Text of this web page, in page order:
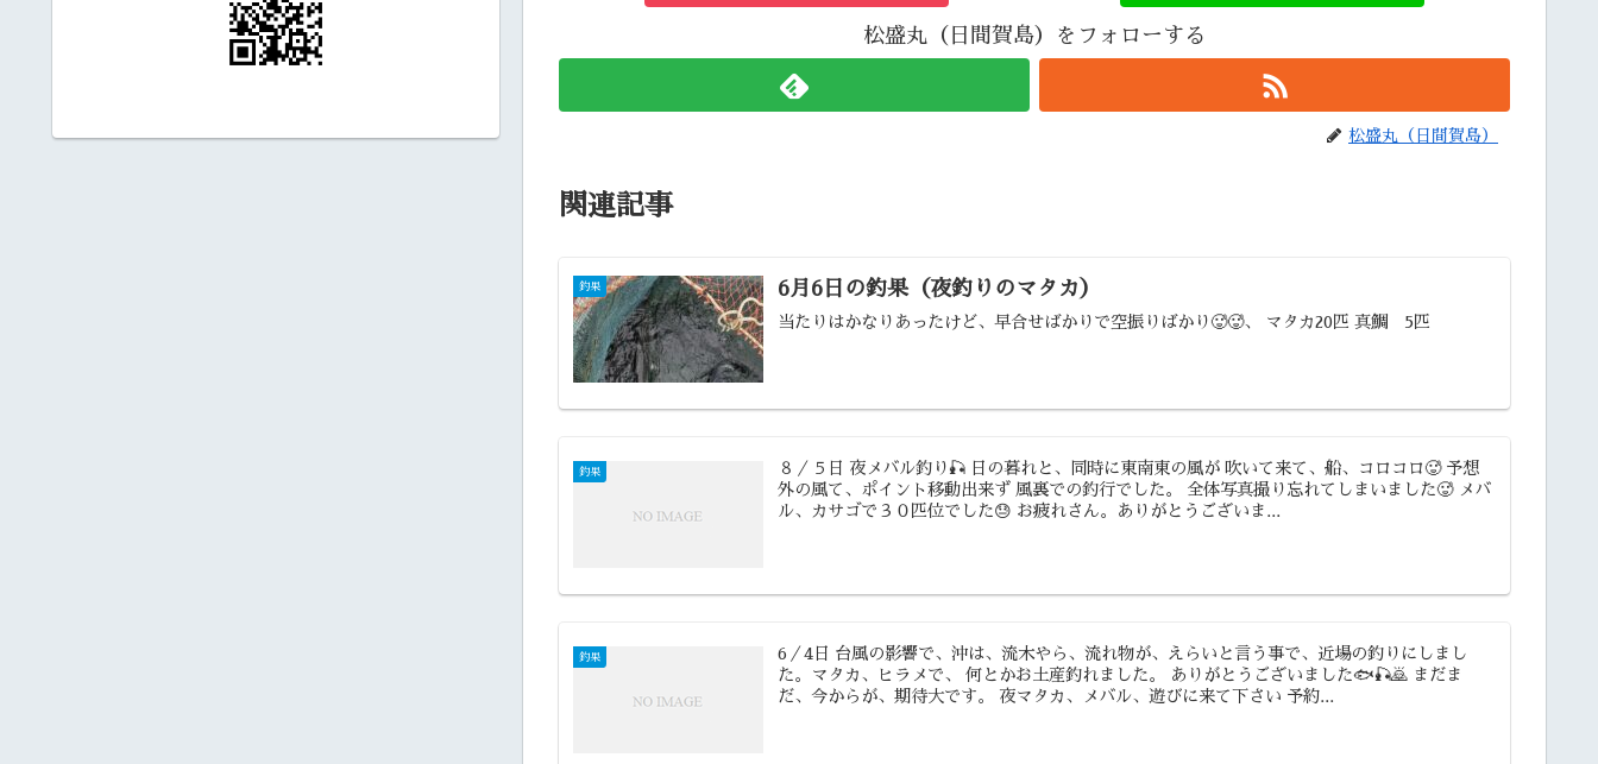
松盛丸（日間賀島）をフォローする
松盛丸（日間賀島）
関連記事
釣果 6月6日の釣果（夜釣りのマタカ）
当たりはかなりあったけど、早合せばかりで空振りばかり🥵🥵、 マタカ20匹 真鯛 5匹
釣果
８／５日 夜メバル釣り🎣 日の暮れと、同時に東南東の風が 吹いて来て、船、コロコロ🥵 予想
外の風て、ポイント移動出来ず 風裏での釣行でした。 全体写真撮り忘れてしまいました🥵 メバ
ル、カサゴで３０匹位でした😓 お疲れさん。ありがとうございま...
釣果
6／4日 台風の影響で、沖は、流木やら、流れ物が、えらいと言う事で、近場の釣りにしまし
た。マタカ、ヒラメで、 何とかお土産釣れました。 ありがとうございました🐟🎣🙇 まだま
だ、今からが、期待大です。 夜マタカ、メバル、遊びに来て下さい 予約...